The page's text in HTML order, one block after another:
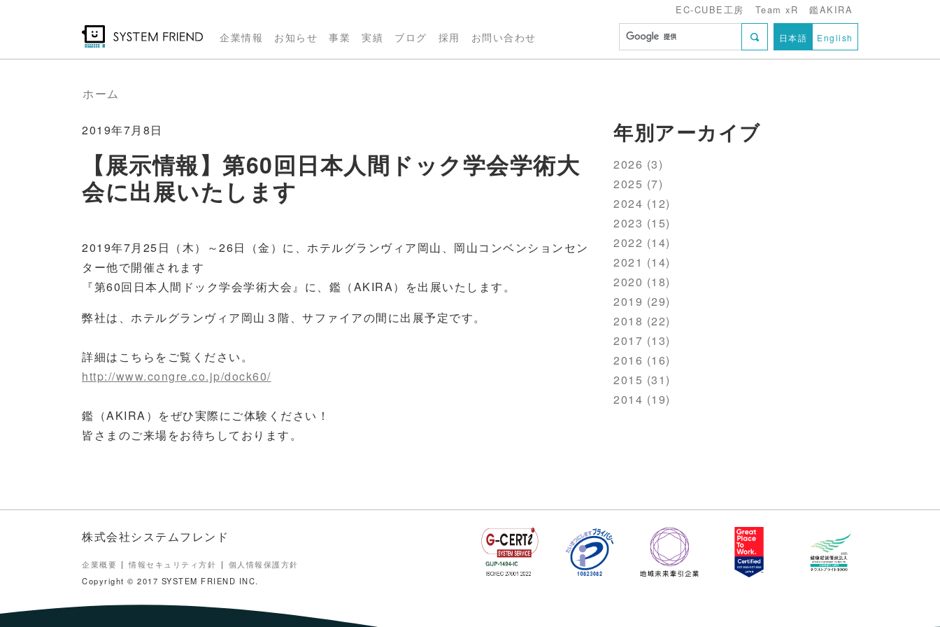
EC-CUBE工房 Team xR 鑑AKIRA
企業情報 お知らせ 事業 実績 ブログ 採用 お問い合わせ 日本語 English
ホーム
2019年7月8日
【展示情報】第60回日本人間ドック学会学術大
会に出展いたします
2019年7月25日（木）～26日（金）に、ホテルグランヴィア岡山、岡山コンベンションセン
ター他で開催されます
『第60回日本人間ドック学会学術大会』に、鑑（AKIRA）を出展いたします。
弊社は、ホテルグランヴィア岡山３階、サファイアの間に出展予定です。
詳細はこちらをご覧ください。
http://www.congre.co.jp/dock60/
鑑（AKIRA）をぜひ実際にご体験ください！
皆さまのご来場をお待ちしております。
年別アーカイブ
2026 (3)
2025 (7)
2024 (12)
2023 (15)
2022 (14)
2021 (14)
2020 (18)
2019 (29)
2018 (22)
2017 (13)
2016 (16)
2015 (31)
2014 (19)
株式会社システムフレンド
企業概要 情報セキュリティ方針
個人情報保護方針
Copyright © 2017 SYSTEM FRIEND INC.